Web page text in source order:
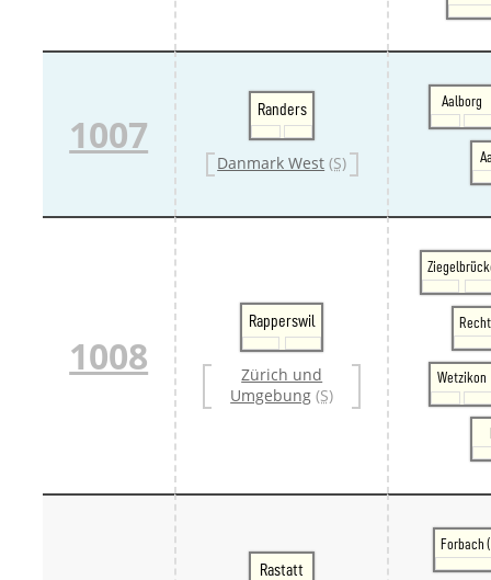
1007
Randers
Danmark West (S)
Aalborg
1008
Rapperswil
Zürich und
Umgebung (S)
Wetzikon
Rastatt
Forbach